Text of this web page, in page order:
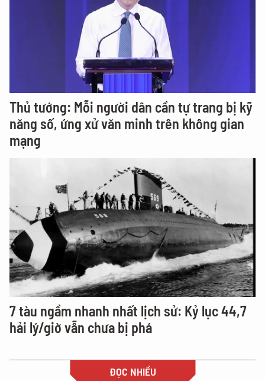
Thủ tướng: Mỗi người dân cần tự trang bị kỹ
năng số, ứng xử văn minh trên không gian
mạng
7 tàu ngầm nhanh nhất lịch sử: Kỷ lục 44,7
hải lý/giờ vẫn chưa bị phá
ĐỌC NHIỀU